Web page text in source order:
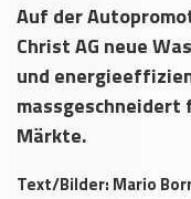
Auf der
Christ AG neue
und
Märkte.
Text/Bilder: Mario